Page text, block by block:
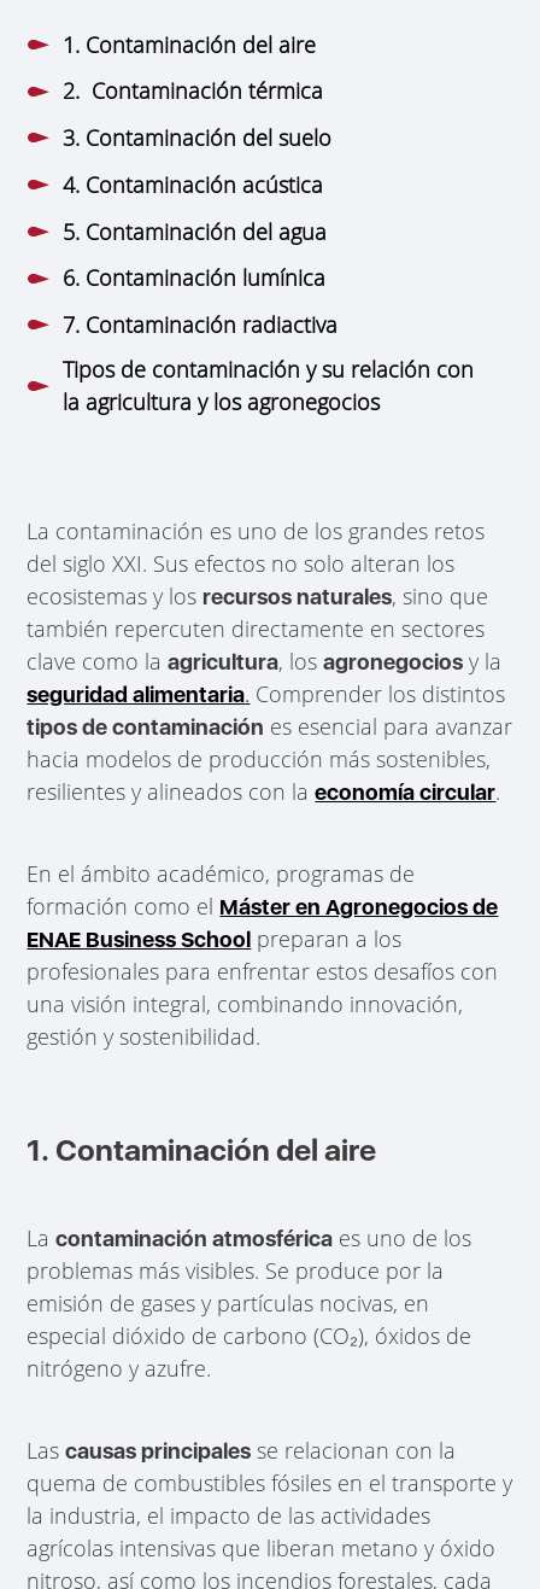
1. Contaminación del aire
2. Contaminación térmica
3. Contaminación del suelo
4. Contaminación acústica
5. Contaminación del agua
6. Contaminación lumínica
7. Contaminación radiactiva
Tipos de contaminación y su relación con
la agricultura y los agronegocios
La contaminación es uno de los grandes retos
del siglo XXI. Sus efectos no solo alteran los
ecosistemas y losrecursos naturales, sino que
también repercuten directamente en sectores
clave como laagricultura, losagronegocios y la
seguridad alimentaria. Comprender los distintos
tipos de contaminación es esencial para avanzar
hacia modelos de producción más sostenibles,
resilientes y alineados con laeconomía circular.
En el ámbito académico, programas de
formación como el Máster en Agronegocios de
ENAE Business School preparan a los
profesionales para enfrentar estos desafíos con
una visión integral, combinando innovación,
gestión y sostenibilidad.
1. Contaminación del aire
Lacontaminación atmosférica es uno de los
problemas más visibles. Se produce por la
emisión de gases y partículas nocivas, en
especial dióxido de carbono (CO₂), óxidos de
nitrógeno y azufre.
Lascausas principales se relacionan con la
quema de combustibles fósiles en el transporte y
la industria, el impacto de las actividades
agrícolas intensivas que liberan metano y óxido
nitroso, así como los incendios forestales, cada